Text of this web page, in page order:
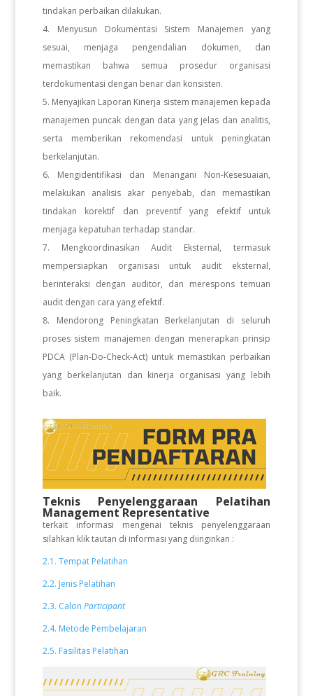
tindakan perbaikan dilakukan.
Menyusun Dokumentasi Sistem Manajemen yang
sesuai, menjaga pengendalian dokumen, dan
memastikan bahwa semua prosedur organisasi
terdokumentasi dengan benar dan konsisten.
Menyajikan Laporan Kinerja sistem manajemen kepada
manajemen puncak dengan data yang jelas dan analitis,
serta memberikan rekomendasi untuk peningkatan
berkelanjutan.
Mengidentifikasi dan Menangani Non-Kesesuaian,
melakukan analisis akar penyebab, dan memastikan
tindakan korektif dan preventif yang efektif untuk
menjaga kepatuhan terhadap standar.
Mengkoordinasikan Audit Eksternal, termasuk
mempersiapkan organisasi untuk audit eksternal,
berinteraksi dengan auditor, dan merespons temuan
audit dengan cara yang efektif.
Mendorong Peningkatan Berkelanjutan di seluruh
proses sistem manajemen dengan menerapkan prinsip
PDCA (Plan-Do-Check-Act) untuk memastikan perbaikan
yang berkelanjutan dan kinerja organisasi yang lebih
baik.
Teknis Penyelenggaraan Pelatihan
Management Representative
terkait informasi mengenai teknis penyelenggaraan
silahkan klik tautan di informasi yang diinginkan :
2.1. Tempat Pelatihan
2.2. Jenis Pelatihan
2.3. Calon Participant
2.4. Metode Pembelajaran
2.5. Fasilitas Pelatihan